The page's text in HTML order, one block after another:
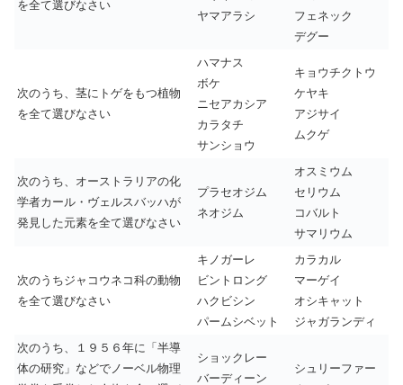
を全て選びなさい
ヤマアラシ
フェネック
デグー
次のうち、茎にトゲをもつ植物
を全て選びなさい
ハマナス
ボケ
ニセアカシア
カラタチ
サンショウ
キョウチクトウ
ケヤキ
アジサイ
ムクゲ
次のうち、オーストラリアの化
学者カール・ヴェルスバッハが
発見した元素を全て選びなさい
プラセオジム
ネオジム
オスミウム
セリウム
コバルト
サマリウム
次のうちジャコウネコ科の動物
を全て選びなさい
キノガーレ
ビントロング
ハクビシン
パームシベット
カラカル
マーゲイ
オシキャット
ジャガランディ
次のうち、１９５６年に「半導
体の研究」などでノーベル物理
ショックレー
バーディーン
シュリーファー